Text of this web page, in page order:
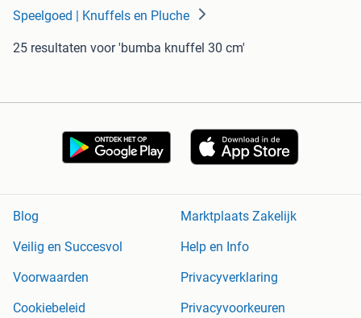
Speelgoed | Knuffels en Pluche
25 resultaten voor 'bumba knuffel 30 cm'
Blog
Marktplaats Zakelijk
Veilig en Succesvol
Help en Info
Voorwaarden
Privacyverklaring
Cookiebeleid
Privacyvoorkeuren